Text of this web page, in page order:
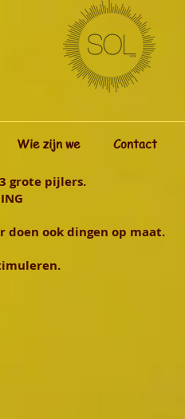
Wie zijn we Contact
grote pijlers.
doen ook dingen op maat.